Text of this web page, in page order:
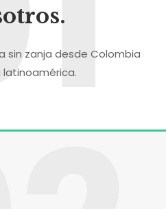
sin zanja desde Colombia